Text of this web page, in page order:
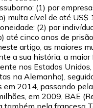
(1) por
multa cível de até US$
(2) por
até cinco anos de
artigo, as maiores
a sua história: a maior
nos Estados
na Alemanha),
em 2014, passando
em 2009, BAE